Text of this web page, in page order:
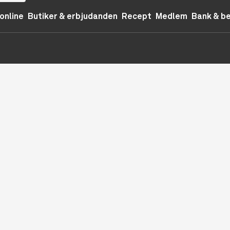
Butiker & erbjudanden Recept Medlem Bank &